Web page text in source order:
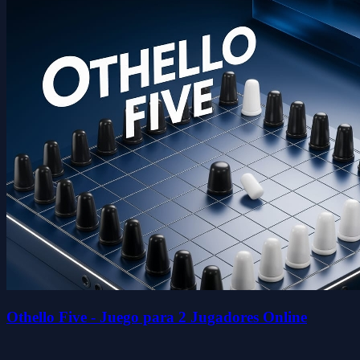
Othello Five - Juego para 2 Jugadores Online